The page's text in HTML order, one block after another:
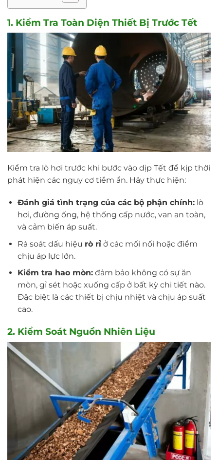
1. Kiểm Tra Toàn Diện Thiết Bị Trước Tết
Kiểm tra lò hơi trước khi bước vào dịp Tết để kịp thời
phát hiện các nguy cơ tiềm ẩn. Hãy thực hiện:
Đánh giá tình trạng của các bộ phận chính:lò
hơi, đường ống, hệ thống cấp nước, van an toàn,
và cảm biến áp suất.
Rà soát dấu hiệu rò rỉ ở các mối nối hoặc điểm
chịu áp lực lớn.
Kiểm tra hao mòn:đảm bảo không có sự ăn
mòn, gỉ sét hoặc xuống cấp ở bất kỳ chi tiết nào.
Đặc biệt là các thiết bị chịu nhiệt và chịu áp suất
cao.
2. Kiểm Soát Nguồn Nhiên Liệu